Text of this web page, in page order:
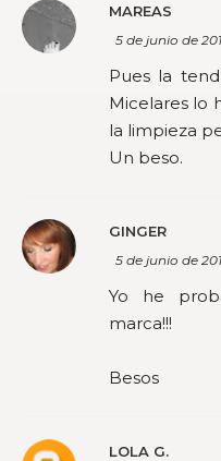
MAREAS
5 de junio de
Pues la
Micelares lo
la limpieza
Un beso.
GINGER
5 de junio de
Yo he
marca!!!
Besos
LOLA G.